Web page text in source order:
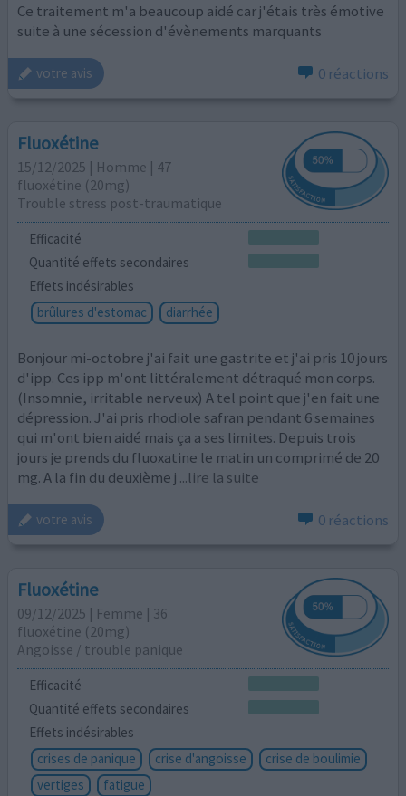
Ce traitement m'a beaucoup aidé car j'étais très émotive
suite à une sécession d'évènements marquants
votre avis 0 réactions
Fluoxétine
15/12/2025 | Homme | 47
fluoxétine (20mg)
Trouble stress post-traumatique
Efficacité
Quantité effets secondaires
Effets indésirables
brûlures d'estomac
diarrhée
Bonjour mi-octobre j'ai fait une gastrite et j'ai pris 10 jours
d'ipp. Ces ipp m'ont littéralement détraqué mon corps.
(Insomnie, irritable nerveux) A tel point que j'en fait une
dépression. J'ai pris rhodiole safran pendant 6 semaines
qui m'ont bien aidé mais ça a ses limites. Depuis trois
jours je prends du fluoxatine le matin un comprimé de 20
mg. A la fin du deuxième j ...lire la suite
votre avis 0 réactions
Fluoxétine
09/12/2025 | Femme | 36
fluoxétine (20mg)
Angoisse / trouble panique
Efficacité
Quantité effets secondaires
Effets indésirables
crises de panique
crise d'angoisse
crise de boulimie
vertiges
fatigue